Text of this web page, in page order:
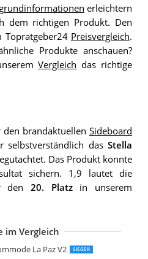
erleichtern
dem richtigen Produkt. Den
Topratgeber24 Preisvergleich.
Produkte anschauen?
Vergleich das richtige
den brandaktuellen Sideboard
selbstverständlich das Stella
Das Produkt konnte
sichern. 1,9 lautet die
den 20. Platzin unserem
im Vergleich
La Paz V2 SIEGER
Vladon Sideboard Kommode Valencia
Artigiani Veneti Riuniti Sideboard
Froschkönig24 Sideboard 200x50x75
Kare Design Sideboard Electro
FURNLUX Sideboard Stilig Weiß
Vladon Sideboard Kommode Valencia
Wermo 135 cm Sideboard
Vladon Sideboard Kommode Flow
Jaxenor Sideboard mit Schubladen
SPACEREBELS Kommode mit 3 Türen
IDMarket Phoenix Sideboard 140 cm
Vladon Sideboard Kommode Sylt V2